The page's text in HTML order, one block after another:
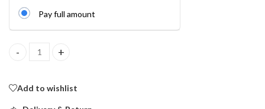
Pay full amount
Hoco HC30 Wireless Bluetooth Speaker quantity
Add to wishlist